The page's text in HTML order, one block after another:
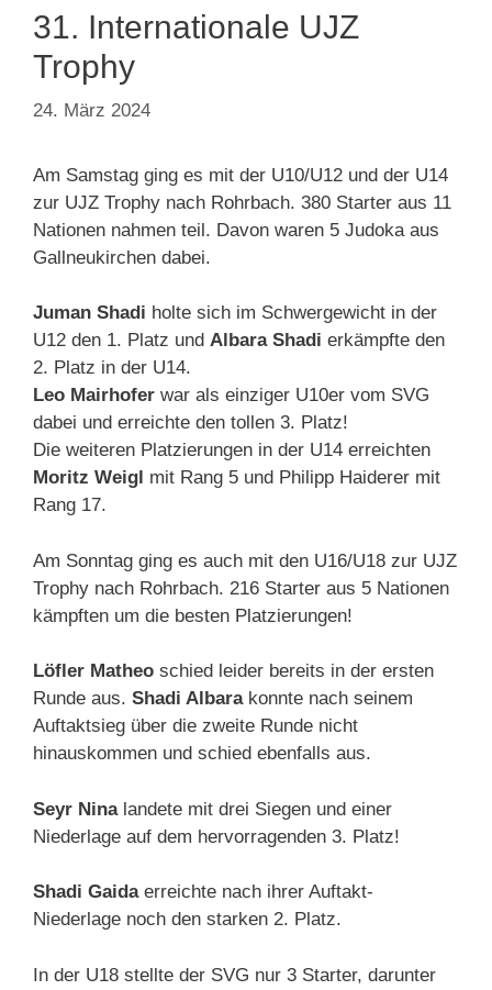
31. Internationale UJZ
Trophy
24. März 2024
Am Samstag ging es mit der U10/U12 und der U14
zur UJZ Trophy nach Rohrbach. 380 Starter aus 11
Nationen nahmen teil. Davon waren 5 Judoka aus
Gallneukirchen dabei.
Juman Shadi holte sich im Schwergewicht in der
U12 den 1. Platz und Albara Shadi erkämpfte den
2. Platz in der U14.
Leo Mairhofer war als einziger U10er vom SVG
dabei und erreichte den tollen 3. Platz!
Die weiteren Platzierungen in der U14 erreichten
Moritz Weigl mit Rang 5 und Philipp Haiderer mit
Rang 17.
Am Sonntag ging es auch mit den U16/U18 zur UJZ
Trophy nach Rohrbach. 216 Starter aus 5 Nationen
kämpften um die besten Platzierungen!
Löfler Matheo schied leider bereits in der ersten
Runde aus. Shadi Albarakonnte nach seinem
Auftaktsieg über die zweite Runde nicht
hinauskommen und schied ebenfalls aus.
Seyr Ninalandete mit drei Siegen und einer
Niederlage auf dem hervorragenden 3. Platz!
Shadi Gaidaerreichte nach ihrer Auftakt-
Niederlage noch den starken 2. Platz.
In der U18 stellte der SVG nur 3 Starter, darunter